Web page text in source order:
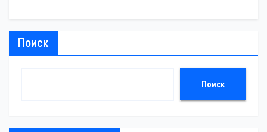
A
pp
m
ss ь
Поиск
Поиск